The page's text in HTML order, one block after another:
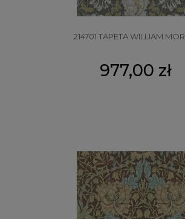
214701 TAPETA WILLIAM
977,00 zł